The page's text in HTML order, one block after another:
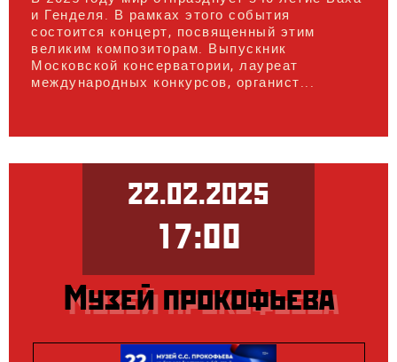
и Генделя. В рамках этого события
состоится концерт, посвященный этим
великим композиторам. Выпускник
Московской консерватории, лауреат
международных конкурсов, органист...
22.02.2025
17:00
Музей прокофьева